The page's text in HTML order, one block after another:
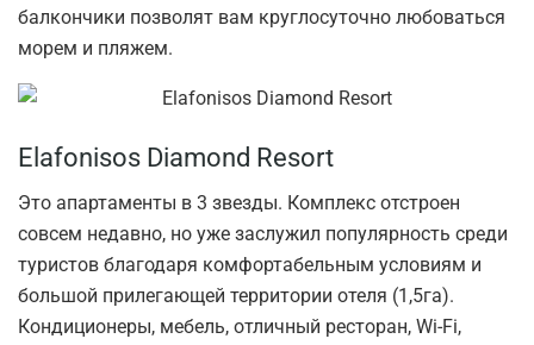
балкончики позволят вам круглосуточно любоваться
морем и пляжем.
Elafonisos Diamond Resort
Это апартаменты в 3 звезды. Комплекс отстроен
совсем недавно, но уже заслужил популярность среди
туристов благодаря комфортабельным условиям и
большой прилегающей территории отеля (1,5га).
Кондиционеры, мебель, отличный ресторан, Wi-Fi,